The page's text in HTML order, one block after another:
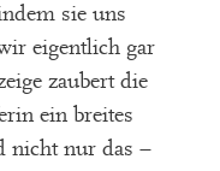
sie uns
eigentlich gar
zaubert die
ein breites
nicht nur das –